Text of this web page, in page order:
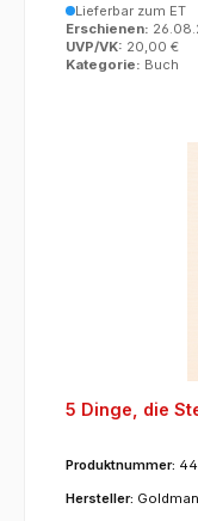
Lieferbar zum ET
Erschienen:
UVP/VK: 20,00 €
Kategorie: Buch
5 Dinge, die
Produktnummer:
Hersteller: